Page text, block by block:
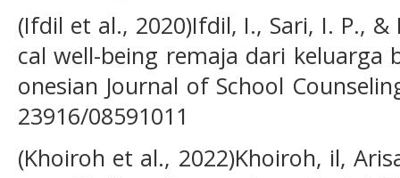
(Ifdil et al., 2020)Ifdil, I., Sari, I. P., &
cal well-being remaja dari keluarga
onesian Journal of School
23916/08591011
(Khoiroh et al., 2022)Khoiroh, il,